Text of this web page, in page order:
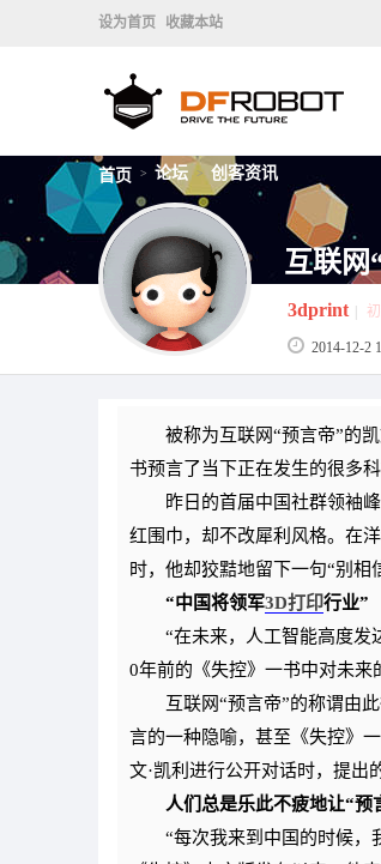
设为首页 收藏本站
首页 > 论坛 > 创客资讯
互联网
3dprint
2014-12-2
被称为互联网“预言帝”的凯
书预言了当下正在发生的很多
昨日的首届中国社群领袖峰
红围巾，却不改犀利风格。在
时，他却狡黠地留下一句“别相
“中国将领军3D打印行业”
“在未来，人工智能高度发达
0年前的《失控》一书中对未来
互联网“预言帝”的称谓由此
言的一种隐喻，甚至《失控》
文·凯利进行公开对话时，提出
人们总是乐此不疲地让“预
“每次我来到中国的时候，我